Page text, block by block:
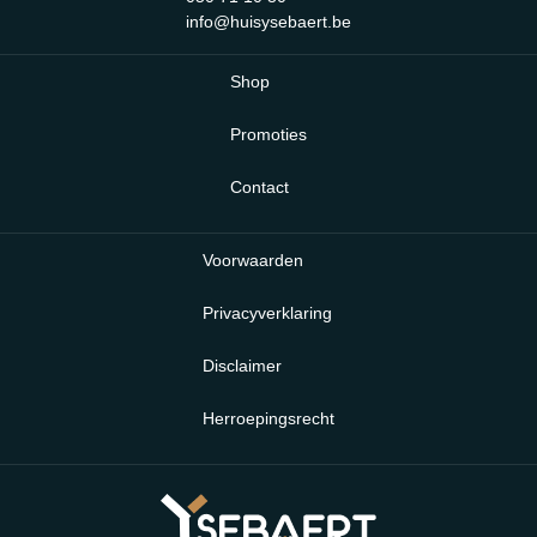
info@huisysebaert.be
Shop
Promoties
Contact
Voorwaarden
Privacyverklaring
Disclaimer
Herroepingsrecht